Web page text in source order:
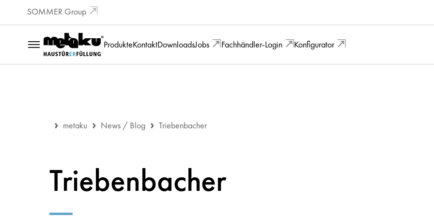
SOMMER Group
ProdukteKontaktDownloadsJobs Fachhändler-Login Konfigurator
metaku News / Blog Triebenbacher
Triebenbacher